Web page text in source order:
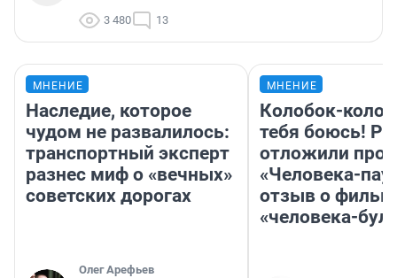
3 480 13
МНЕНИЕ
Наследие, которое
чудом не развалилось:
транспортный эксперт
разнес миф о «вечных»
советских дорогах
Олег Арефьев
МНЕНИЕ
Колобок-
тебя боюсь!
отложили
«Человека-
отзыв о
«человека-